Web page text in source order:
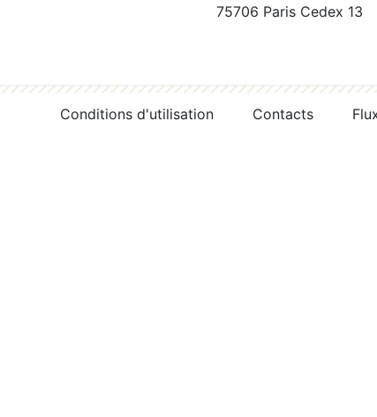
75706 Paris Cedex 13
Conditions d'utilisation Contacts